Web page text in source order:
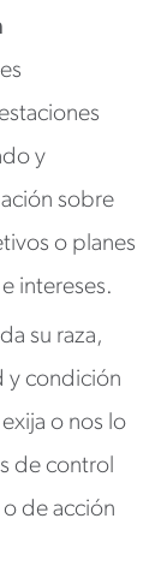
y
sobre
o planes
intereses.
su raza,
y condición
o nos lo
de control
de acción